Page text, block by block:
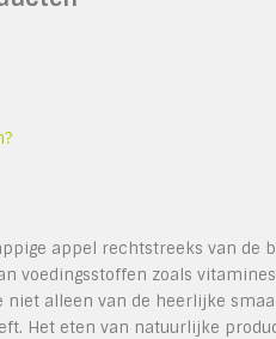
appel rechtstreeks van de
voedingsstoffen zoals
alleen van de heerlijke
Het eten van natuurlijke